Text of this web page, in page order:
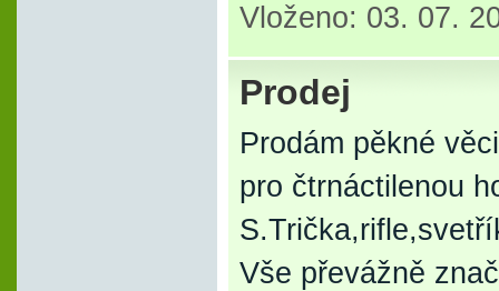
Vloženo: 03. 07.
Prodej
Prodám pěkné
pro čtrnáctilenou
Vše převážně